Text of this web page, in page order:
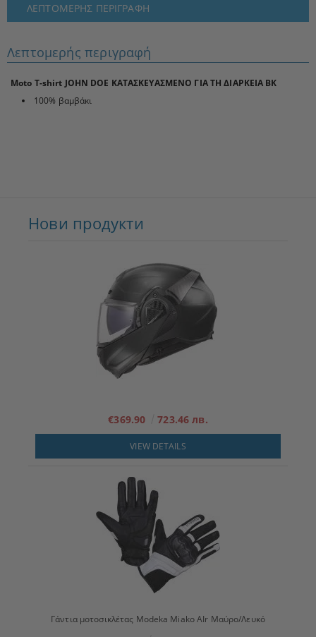
ΛΕΠΤΟΜΕΡΉΣ ΠΕΡΙΓΡΑΦΉ
Λεπτομερής περιγραφή
Moto T-shirt JOHN DOE ΚΑΤΑΣΚΕΥΑΣΜΕΝΟ ΓΙΑ ΤΗ ΔΙΑΡΚΕΙΑ BK
100% βαμβάκι
Нови продукти
€369.90 723.46 лв.
VIEW DETAILS
Γάντια μοτοσικλέτας Modeka Miako AIr Μαύρο/Λευκό